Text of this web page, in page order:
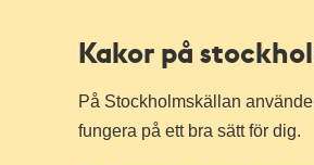
Kakor på
På Stockholmskällan
fungera på ett bra sätt för dig.